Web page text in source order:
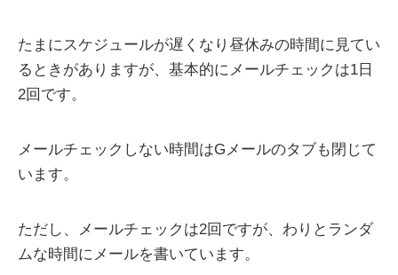
たまにスケジュールが遅くなり昼休みの時間に見てい
るときがありますが、基本的にメールチェックは1日
2回です。
メールチェックしない時間はGメールのタブも閉じて
います。
ただし、メールチェックは2回ですが、わりとランダ
ムな時間にメールを書いています。